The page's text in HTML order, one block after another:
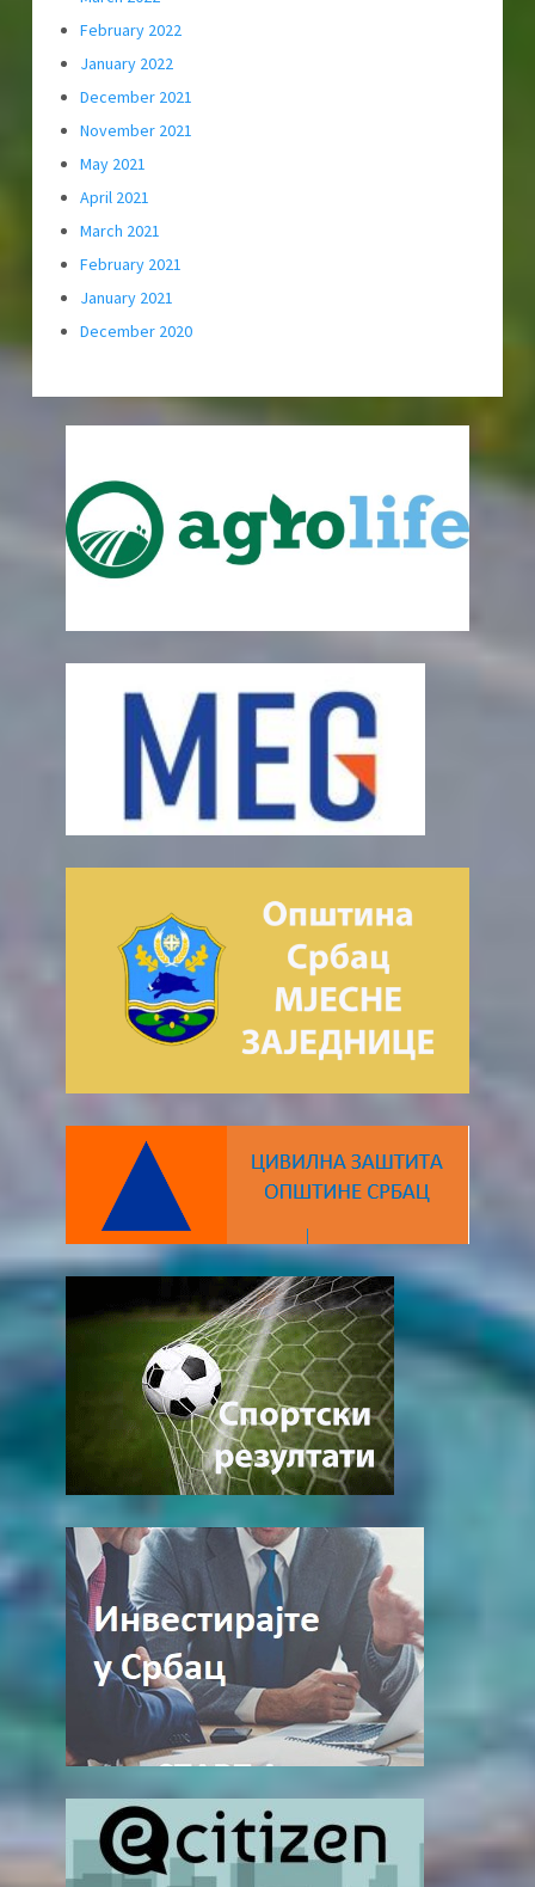
February 2022
January 2022
December 2021
November 2021
May 2021
April 2021
March 2021
February 2021
January 2021
December 2020